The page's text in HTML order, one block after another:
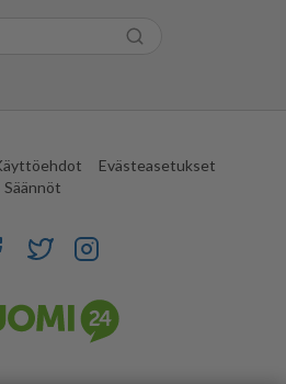
Evästeasetukset
Säännöt